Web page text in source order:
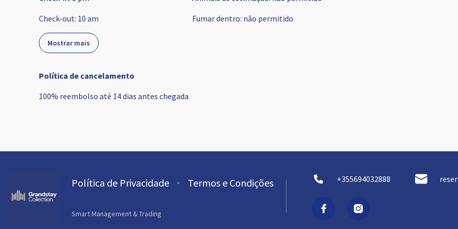
Check-out: 10 am
Fumar dentro: não permitido
Mostrar mais
Política de cancelamento
100% reembolso até 14 dias antes chegada
Política de Privacidade Termos e Condições
Smart Management & Trading
+355694032888